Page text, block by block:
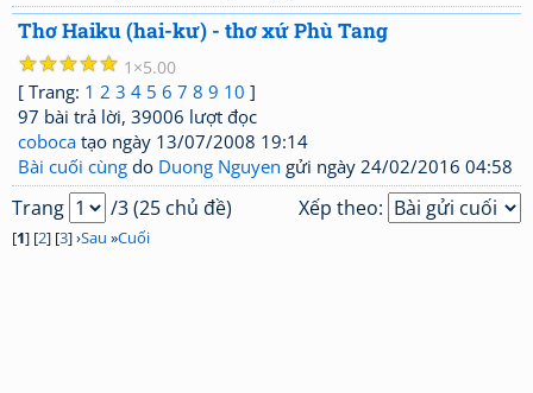
Thơ Haiku (hai-kư) - thơ xứ Phù Tang
☆
☆
☆
☆
☆ 1 5.00
[ Trang: 1 2 3 4 5 6 7 8 9 10 ]
97 bài trả lời, 39006 lượt đọc
coboca tạo ngày 13/07/2008 19:14
Bài cuối cùng do Duong Nguyen gửi ngày 24/02/2016 04:58
Trang /3 (25 chủ đề)
[1] [2] [3] ›Sau »Cuối
Xếp theo: